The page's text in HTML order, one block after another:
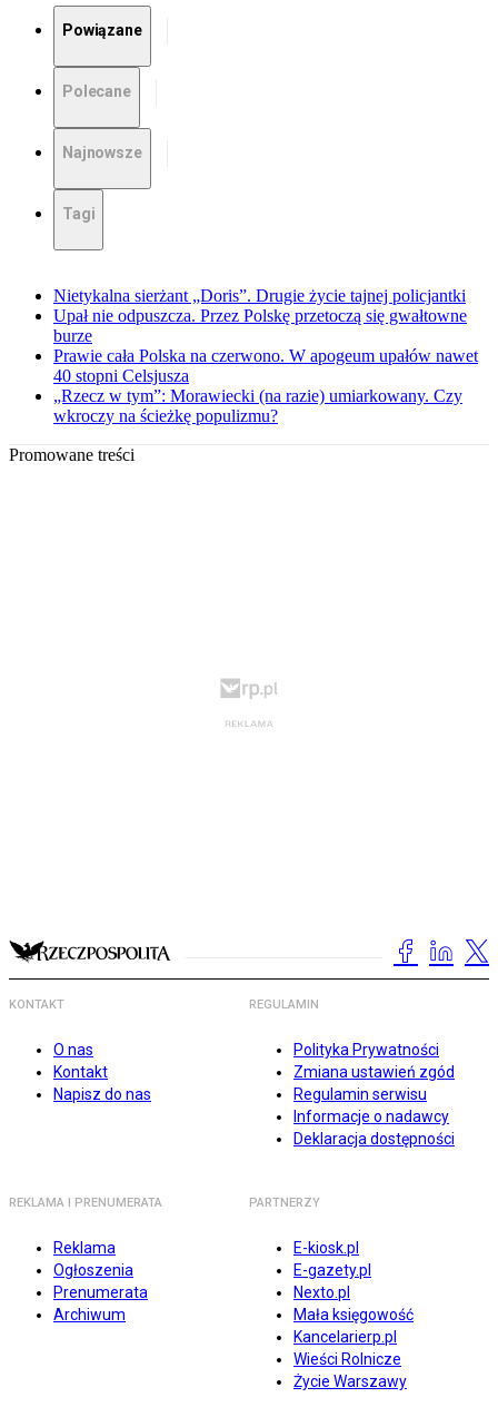
Powiązane
Polecane
Najnowsze
Tagi
Nietykalna sierżant „Doris”. Drugie życie tajnej policjantki
Upał nie odpuszcza. Przez Polskę przetoczą się gwałtowne
burze
Prawie cała Polska na czerwono. W apogeum upałów nawet
40 stopni Celsjusza
„Rzecz w tym”: Morawiecki (na razie) umiarkowany. Czy
wkroczy na ścieżkę populizmu?
Promowane treści
KONTAKT
O nas
Kontakt
Napisz do nas
REGULAMIN
Polityka Prywatności
Zmiana ustawień zgód
Regulamin serwisu
Informacje o nadawcy
Deklaracja dostępności
REKLAMA I PRENUMERATA
Reklama
Ogłoszenia
Prenumerata
Archiwum
PARTNERZY
E-kiosk.pl
E-gazety.pl
Nexto.pl
Mała księgowość
Kancelarierp.pl
Wieści Rolnicze
Życie Warszawy